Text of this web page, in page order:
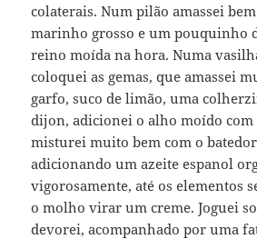
colaterais. Num pilão amassei
marinho grosso e um pouquinho
reino moída na hora. Numa
coloquei as gemas, que amassei
garfo, suco de limão, uma
dijon, adicionei o alho moído com
misturei muito bem com o
adicionando um azeite espanol
vigorosamente, até os elementos
o molho virar um creme. Joguei
devorei, acompanhado por uma